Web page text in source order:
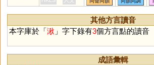
其他方言讀音
本字庫於「湫 」字下錄有3個方言點的讀音
成語彙輯